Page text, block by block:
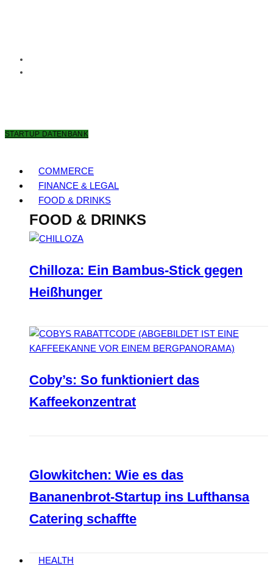
STARTUP DATENBANK
COMMERCE
FINANCE & LEGAL
FOOD & DRINKS
FOOD & DRINKS
Chilloza: Ein Bambus-Stick gegen
Heißhunger
Coby’s: So funktioniert das
Kaffeekonzentrat
Glowkitchen: Wie es das
Bananenbrot-Startup ins Lufthansa
Catering schaffte
HEALTH